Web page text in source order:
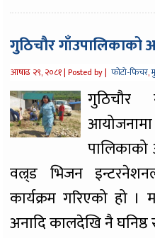
गुठिचौर गाँउपालिकाको
आषाढ २९, २०८१ |Posted by | फोटो-फिचर,
गुठिचौर
वल्र्ड भिजन
कार्यक्रम गरिएको हो ।
अनादि कालदेखि नै घनिष्ठ